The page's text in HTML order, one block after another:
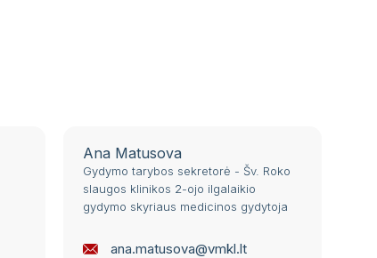
Ana Matusova
Gydymo tarybos sekretorė - Šv. Roko
slaugos klinikos 2-ojo ilgalaikio
gydymo skyriaus medicinos gydytoja
ana.matusova@vmkl.lt